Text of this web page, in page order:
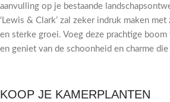
aanvulling op je bestaande
‘Lewis & Clark’ zal zeker indruk maken
en sterke groei. Voeg deze prachtige
en geniet van de schoonheid en charme
KOOP JE KAMERPLANTEN